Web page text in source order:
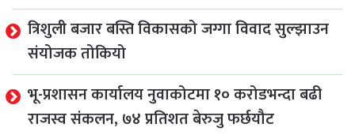
त्रिशुली बजार बस्ति विकासको जग्गा विवाद सुल्झाउन
संयोजक तोकियो
भू-प्रशासन कार्यालय नुवाकोटमा १० करोडभन्दा बढी
राजस्व संकलन, ७४ प्रतिशत बेरुजु फर्छयौट